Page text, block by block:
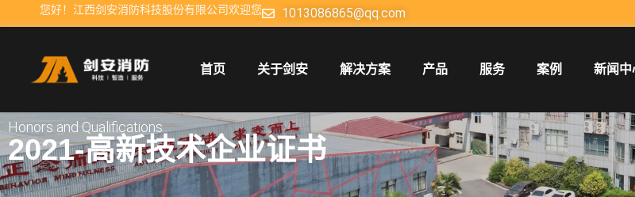
您好！江西剑安消防科技股份有限公司欢迎您 1013086865@qq.com
首页 关于剑安 解决方案 产品 服务 案例 新闻中
Honors and Qualifications
2021-高新技术企业证书